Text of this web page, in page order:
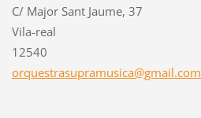
C/ Major Sant Jaume, 37
Vila-real
12540
orquestrasupramusica@gmail.com